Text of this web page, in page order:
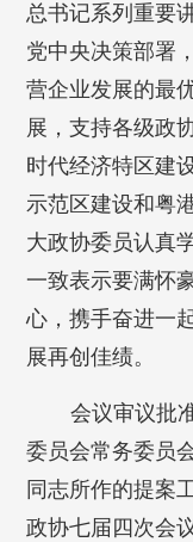
总书记系列重要
党中央决策部署
营企业发展的最
展，支持各级政
时代经济特区建
示范区建设和粤
大政协委员认真
一致表示要满怀
心，携手奋进一
展再创佳绩。
会议审议批
委员会常务委员
同志所作的提案
政协七届四次会